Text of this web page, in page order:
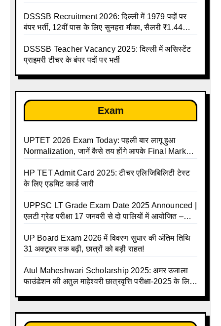
DSSSB Recruitment 2026: दिल्ली में 1979 पदों पर
बंपर भर्ती, 12वीं पास के लिए सुनहरा मौका, सैलरी ₹1.44
DSSSB Teacher Vacancy 2025: दिल्ली में असिस्टेंट
प्राइमरी टीचर के बंपर पदों पर भर्ती
Exam
UPTET 2026 Exam Today: पहली बार लागू हुआ
Normalization, जानें कैसे तय होंगे आपके Final Marks
HP TET Admit Card 2025: टीचर एलिजिबिलिटी टेस्ट
के लिए एडमिट कार्ड जारी
UPPSC LT Grade Exam Date 2025 Announced |
एलटी ग्रेड परीक्षा 17 जनवरी से दो पालियों में आयोजित –
UP Board Exam 2026 में विवरण सुधार की अंतिम तिथि
31 अक्टूबर तक बढ़ी, छात्रों को बड़ी राहत!
Atul Maheshwari Scholarship 2025: अमर उजाला
फाउंडेशन की अतुल माहेश्वरी छात्रवृत्ति परीक्षा-2025 के लिए